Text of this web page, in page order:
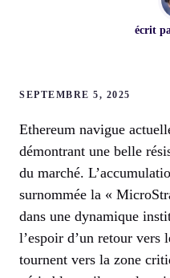
écrit
SEPTEMBRE 5, 2025
Ethereum navigue
démontrant une belle
du marché.
surnommée la «
dans une dynamique
l’espoir d’un retour vers
tournent vers la zone